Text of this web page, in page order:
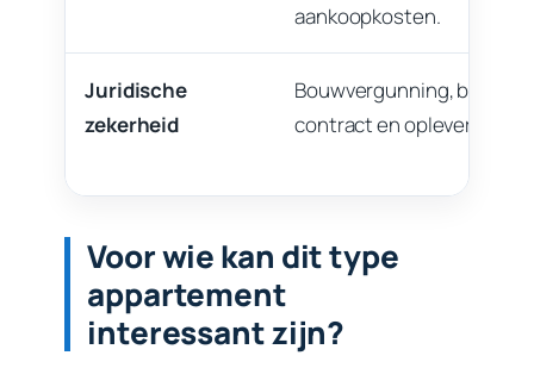
aankoopkosten.
Juridische
zekerheid
Bouwvergunning,
contract en
Voor wie kan dit type
appartement
interessant zijn?